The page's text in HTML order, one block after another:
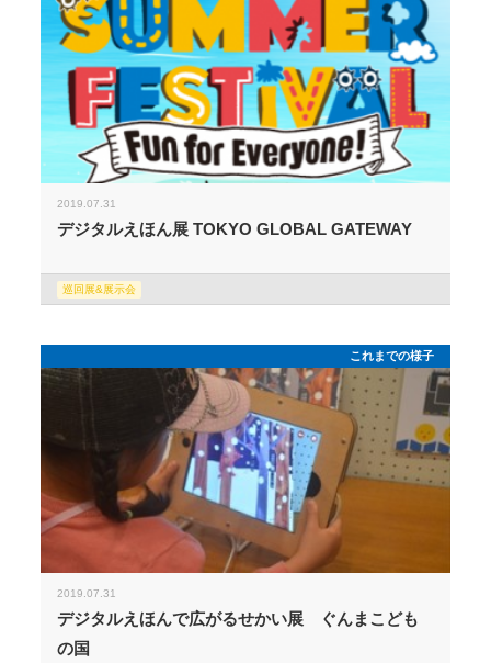
2019.07.31
デジタルえほん展 TOKYO GLOBAL GATEWAY
巡回展&展示会
これまでの様子
2019.07.31
デジタルえほんで広がるせかい展 ぐんまこども
の国